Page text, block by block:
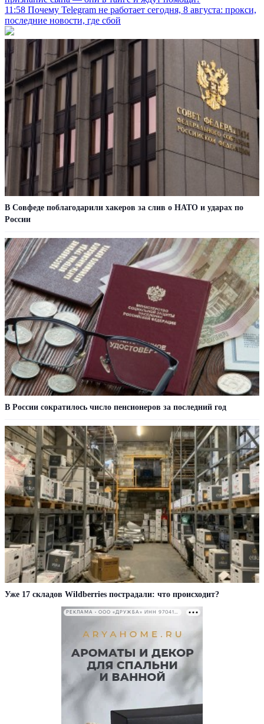
11:58 Почему Telegram не работает сегодня, 8 августа: прокси,
последние новости, где сбой
В Совфеде поблагодарили хакеров за слив о НАТО и ударах по
России
В России сократилось число пенсионеров за последний год
Уже 17 складов Wildberries пострадали: что происходит?
РЕКЛАМА • ООО «ДРУЖБА» ИНН 9704146411